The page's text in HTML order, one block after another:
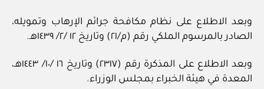
وبعد الاطلاع على نظام مكافحة جرائم الإرهاب وتمويله،
الصادر بالمرسوم الملكي رقم (م/٢١) وتاريخ ١٢ /٢/ ١٤٣٩هـ.
وبعد الاطلاع على المذكرة رقم (٢٣١٧) وتاريخ ١٦ /١٠/ ١٤٤٣هـ،
المعدة في هيئة الخبراء بمجلس الوزراء.